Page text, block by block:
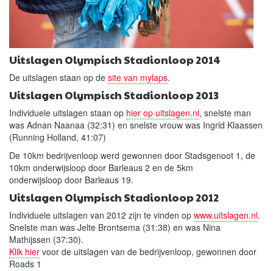
Uitslagen Olympisch Stadionloop 2014
De uitslagen staan op de site van mylaps.
Uitslagen Olympisch Stadionloop 2013
Individuele uitslagen staan op hier op uitslagen.nl, snelste man
was Adnan Naanaa (32:31) en snelste vrouw was Ingrid Klaassen
(Running Holland, 41:07)
De 10km bedrijvenloop werd gewonnen door Stadsgenoot 1, de
10km onderwijsloop door Barleaus 2 en de 5km
onderwijsloop door Barleaus 19.
Uitslagen Olympisch Stadionloop 2012
Individuele uitslagen van 2012 zijn te vinden op www.uitslagen.nl.
Snelste man was Jelte Brontsema (31:38) en was Nina
Mathijssen (37:30).
Klik hier voor de uitslagen van de bedrijvenloop, gewonnen door
Roads 1